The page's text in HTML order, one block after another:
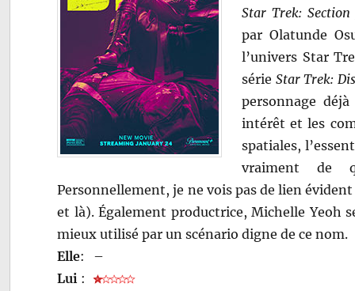
Star Trek: Section
par Olatunde
l’univers Star
série Star Trek:
personnage
intérêt et les
spatiales,
vraiment de
Personnellement, je ne vois pas de lien
et là). Également productrice, Michelle Yeoh
mieux utilisé par un scénario digne de ce nom.
Elle:
–
Lui :